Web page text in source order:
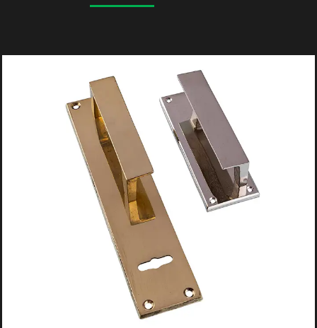
ACABADOS:
_ Pulido
_ Platil
_ Laqueado
_ Satinado
TECNOLOGÍA:
_ C/Chapa 50×250 mm
_ C/Roseta cuadrada
_ Recto / Curvo